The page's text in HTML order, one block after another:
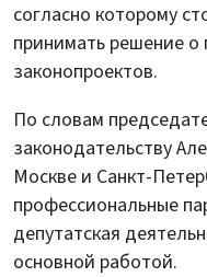
согласно которому
принимать решение о
законопроектов.
По словам
законодательству
Москве и Санкт-
профессиональные
депутатская
основной работой.